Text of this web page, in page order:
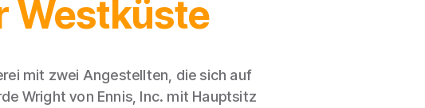
Westküste
mit zwei Angestellten, die sich auf
Wright von Ennis, Inc. mit Hauptsitz